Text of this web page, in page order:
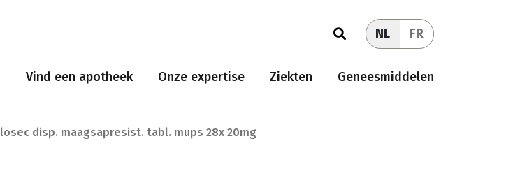
NL FR
Vind een apotheek Onze expertise Ziekten Geneesmiddelen
losec disp. maagsapresist. tabl. mups 28x 20mg